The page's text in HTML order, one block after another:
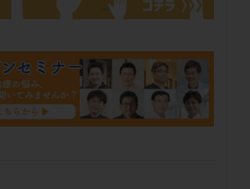
卵の輸送
の吊り上げ 卵巣刺激
卵巣嚢腫
卵巣年齢 卵巣機能
卵巣機能不全
卵巣過剰刺激症候群
卵管
卵管卵巣膿瘍 卵管水腫
卵管狭窄